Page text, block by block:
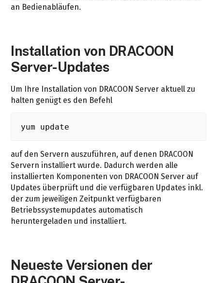
an Bedienabläufen.
Installation von DRACOON
Server-Updates
Um Ihre Installation von DRACOON Server aktuell zu
halten genügt es den Befehl
yum update
auf den Servern auszuführen, auf denen DRACOON
Servern installiert wurde. Dadurch werden alle
installierten Komponenten von DRACOON Server auf
Updates überprüft und die verfügbaren Updates inkl.
der zum jeweiligen Zeitpunkt verfügbaren
Betriebssystemupdates automatisch
heruntergeladen und installiert.
Neueste Versionen der